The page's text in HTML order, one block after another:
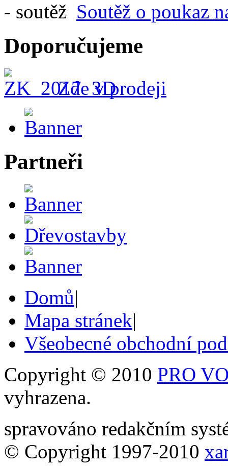
Soutěž o poukaz
Doporučujeme
Zde v prodeji
Partneři
Domů|
Mapa stránek|
Všeobecné obchodní
Copyright © 2010 PRO
vyhrazena.
spravováno redakčním
© Copyright 1997-2010